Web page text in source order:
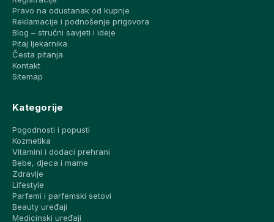
Pravo na odustanak od kupnje
Reklamacije i podnošenje prigovora
Blog – stručni savjeti i ideje
Pitaj ljekarnika
Česta pitanja
Kontakt
Sitemap
Kategorije
Pogodnosti i popusti
Kozmetika
Vitamini i dodaci prehrani
Bebe, djeca i mame
Zdravlje
Lifestyle
Parfemi i parfemski setovi
Beauty uređaji
Medicinski uređaji